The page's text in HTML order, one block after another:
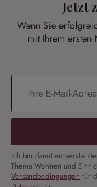
Jetzt
Wenn Sie
mit Ihrem ersten
E-Mail-Adresse
Ich bin damit
Thema Wohnen und
Versandbedingungen für